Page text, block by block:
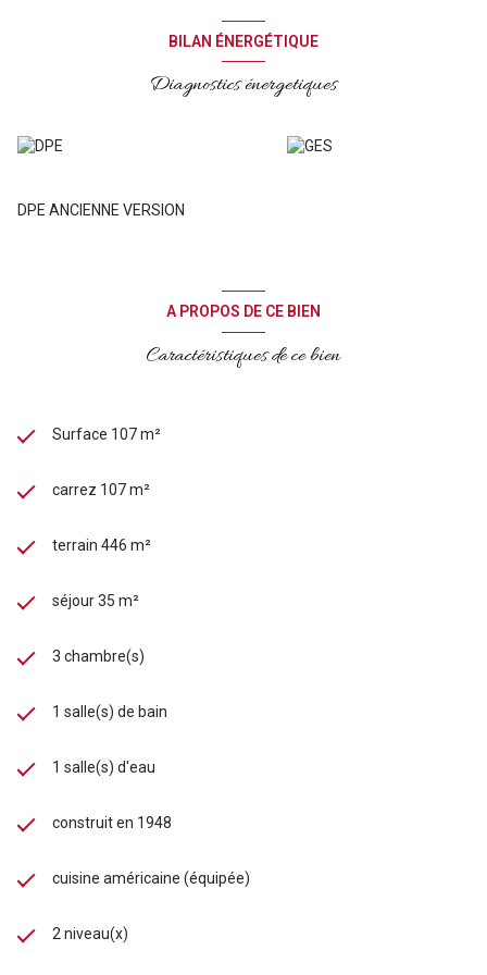
BILAN ÉNERGÉTIQUE
Diagnostics énergetiques
DPE ANCIENNE VERSION
A PROPOS DE CE BIEN
Caractéristiques de ce bien
Surface 107 m²
carrez 107 m²
terrain 446 m²
séjour 35 m²
3 chambre(s)
1 salle(s) de bain
1 salle(s) d'eau
construit en 1948
cuisine américaine (équipée)
2 niveau(x)